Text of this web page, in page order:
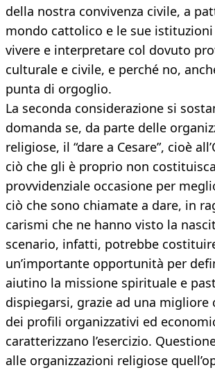
della nostra convivenza civile, a
mondo cattolico e le sue
vivere e interpretare col dovuto
culturale e civile, e perché no,
punta di orgoglio.
La seconda considerazione si
domanda se, da parte delle
religiose, il “dare a Cesare”, cioè
ciò che gli è proprio non
provvidenziale occasione per
ciò che sono chiamate a dare, in
carismi che ne hanno visto la
scenario, infatti, potrebbe
un’importante opportunità per
aiutino la missione spirituale e
dispiegarsi, grazie ad una migliore
dei profili organizzativi ed
caratterizzano l’esercizio.
alle organizzazioni religiose